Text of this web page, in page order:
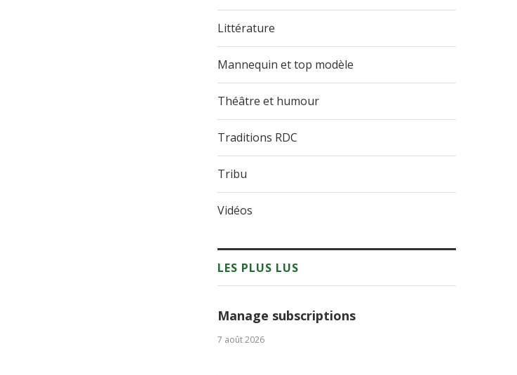
Littérature
Mannequin et top modèle
Théâtre et humour
Traditions RDC
Tribu
Vidéos
LES PLUS LUS
Manage subscriptions
7 août 2026